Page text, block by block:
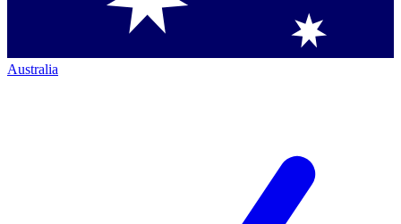
Australia